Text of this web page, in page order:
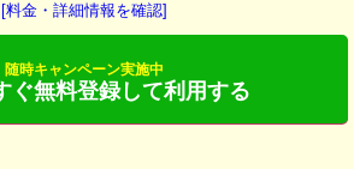
[料金・詳細情報を確認]
随時キャンペーン実施中
ぐ無料登録して利用する